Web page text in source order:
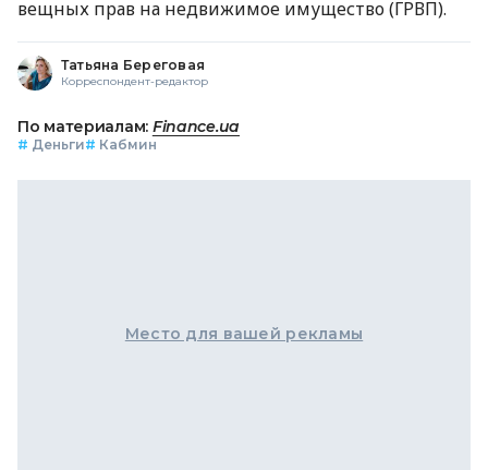
вещных прав на недвижимое имущество (ГРВП).
Татьяна Береговая
Корреспондент-редактор
По материалам: Finance.ua
# Деньги# Кабмин
Место для вашей рекламы